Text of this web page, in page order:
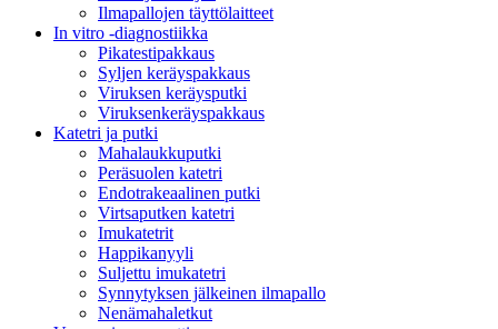
Ilmapallojen täyttölaitteet
In vitro -diagnostiikka
Pikatestipakkaus
Syljen keräyspakkaus
Viruksen keräysputki
Viruksenkeräyspakkaus
Katetri ja putki
Mahalaukkuputki
Peräsuolen katetri
Endotrakeaalinen putki
Virtsaputken katetri
Imukatetrit
Happikanyyli
Suljettu imukatetri
Synnytyksen jälkeinen ilmapallo
Nenämahaletkut